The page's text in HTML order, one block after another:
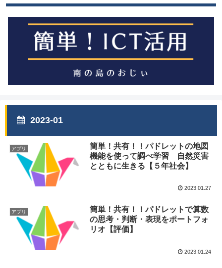
2023-01
アプリ
簡単！共有！！パドレットの地図
機能を使って調べ学習 自然災害
とともに生きる【５年社会】
2023.01.27
アプリ
簡単！共有！！パドレットで算数
の思考・判断・表現をポートフォ
リオ【評価】
2023.01.24